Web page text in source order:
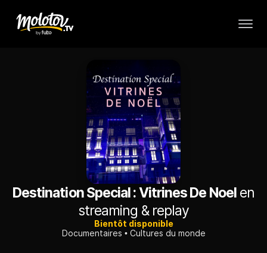
Destination Special : Vitrines De Noelen
streaming & replay
Bientôt disponible
Documentaires
Cultures du monde